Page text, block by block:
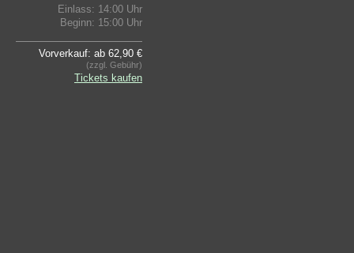
Einlass: 14:00 Uhr
Beginn: 15:00 Uhr
Vorverkauf: ab 62,90 €
(zzgl. Gebühr)
Tickets kaufen